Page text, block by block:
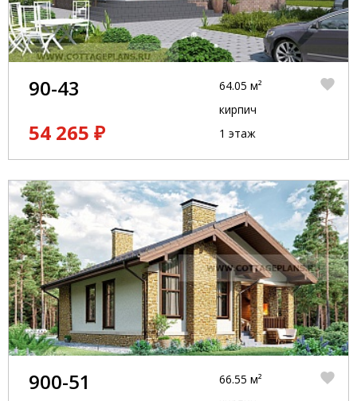
90-43
54 265 ₽
64.05 м²
кирпич
1 этаж
900-51
66.55 м²